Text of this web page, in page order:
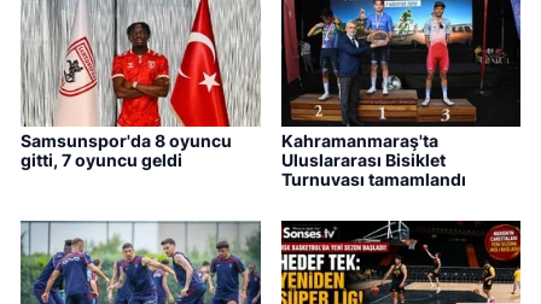
Samsunspor'da 8 oyuncu
gitti, 7 oyuncu geldi
Kahramanmaraş'ta
Uluslararası Bisiklet
Turnuvası tamamlandı